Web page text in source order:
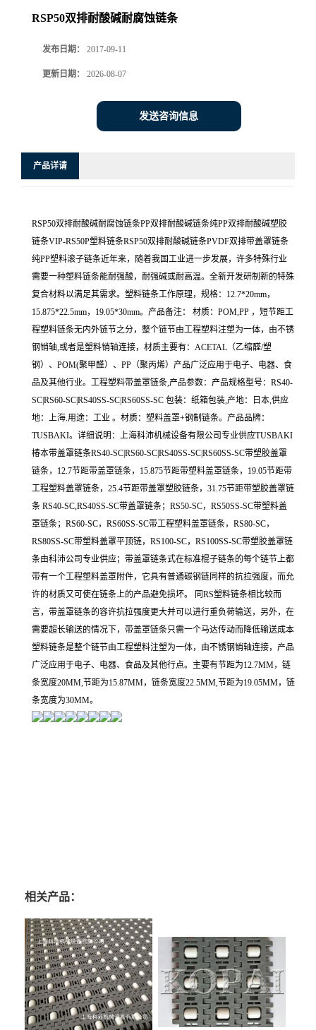
RSP50双排耐酸碱耐腐蚀链条
发布日期： 2017-09-11
更新日期： 2026-08-07
发送咨询信息
产品详请
RSP50双排耐酸碱耐腐蚀链条PP双排耐酸碱链条纯PP双排耐酸碱塑胶
链条VIP-RS50P塑料链条RSP50双排耐酸碱链条PVDF双排带盖罩链条
纯PP塑料滚子链条近年来，随着我国工业进一步发展，许多特殊行业
需要一种塑料链条能耐强酸，耐强碱或耐高温。全新开发研制新的特殊
复合材料以满足其需求。塑料链条工作原理，规格：12.7*20mm，
15.875*22.5mm，19.05*30mm。产品备注： 材质：POM,PP ，短节距工
程塑料链条无内外链节之分，整个链节由工程塑料注塑为一体，由不锈
钢销轴,或者是塑料销轴连接，材质主要有：ACETAL（乙缩醛/塑
钢）、POM(聚甲醛）、PP（聚丙烯）产品广泛应用于电子、电器、食
品及其他行业。工程塑料带盖罩链条,产品参数：产品规格型号：RS40-
SC|RS60-SC|RS40SS-SC|RS60SS-SC 包装：纸箱包装,产地：日本,供应
地：上海.用途：工业 。材质：塑料盖罩+钢制链条。产品品牌：
TUSBAKI。详细说明：上海科沛机械设备有限公司专业供应TUSBAKI
椿本带盖罩链条RS40-SC|RS60-SC|RS40SS-SC|RS60SS-SC带塑胶盖罩
链条，12.7节距带盖罩链条，15.875节距带塑料盖罩链条，19.05节距带
工程塑料盖罩链条，25.4节距带盖罩塑胶链条，31.75节距带塑胶盖罩链
条 RS40-SC,RS40SS-SC带盖罩链条；RS50-SC，RS50SS-SC带塑料盖
罩链条；RS60-SC，RS60SS-SC带工程塑料盖罩链条，RS80-SC，
RS80SS-SC带塑料盖罩平顶链，RS100-SC，RS100SS-SC带塑胶盖罩链
条由科沛公司专业供应；带盖罩链条式在标准棍子链条的每个链节上都
带有一个工程塑料盖罩附件，它具有普通碳钢链同样的抗拉强度，而允
许的材质又可使在链条上的产品避免损坏。 同RS塑料链条相比较而
言，带盖罩链条的容许抗拉强度更大并可以进行重负荷输送，另外，在
需要超长输送的情况下，带盖罩链条只需一个马达传动而降低输送成本
塑料链条是整个链节由工程塑料注塑为一体，由不锈钢销轴连接，产品
广泛应用于电子、电器、食品及其他行点。主要有节距为12.7MM，链
条宽度20MM,节距为15.87MM，链条宽度22.5MM,节距为19.05MM，链
条宽度为30MM。
相关产品：